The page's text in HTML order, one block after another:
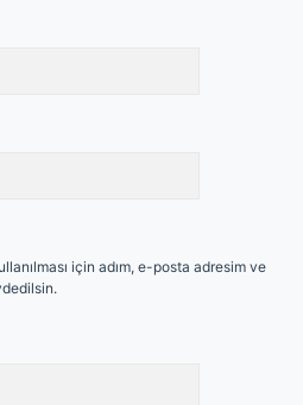
için adım, e-posta adresim ve